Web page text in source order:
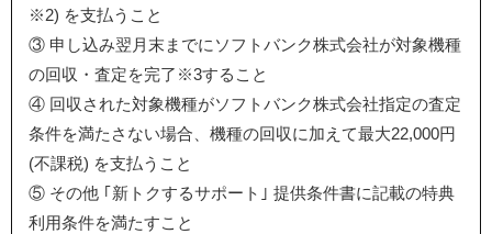
※2) を支払うこと
③ 申し込み翌月末までにソフトバンク株式会社が対象機種
の回収・査定を完了※3すること
④ 回収された対象機種がソフトバンク株式会社指定の査定
条件を満たさない場合、機種の回収に加えて最大22,000円
(不課税) を支払うこと
⑤ その他 ｢新トクするサポート｣ 提供条件書に記載の特典
利用条件を満たすこと